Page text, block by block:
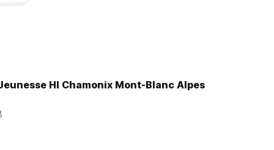
HI Chamonix Mont-Blanc Alpes